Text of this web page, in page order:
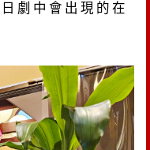
劇中會出現的在